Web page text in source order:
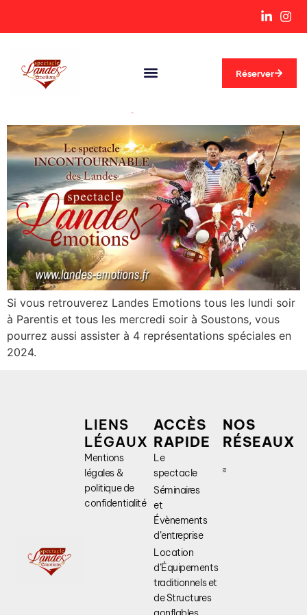
Réserver
Si vous retrouverez Landes Emotions tous les lundi soir
à Parentis et tous les mercredi soir à Soustons, vous
pourrez aussi assister à 4 représentations spéciales en
2024.
LIENS
LÉGAUX
Mentions
légales &
politique de
confidentialité
ACCÈS
RAPIDE
Le
spectacle
Séminaires
et
Évènements
d’entreprise
Location
d’Équipements
traditionnels et
de Structures
NOS
RÉSEAUX